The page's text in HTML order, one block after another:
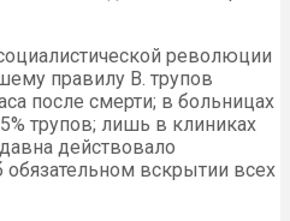
революции
правилу В. трупов
после смерти; в больницах
трупов; лишь в клиниках
действовало
обязательном вскрытии всех